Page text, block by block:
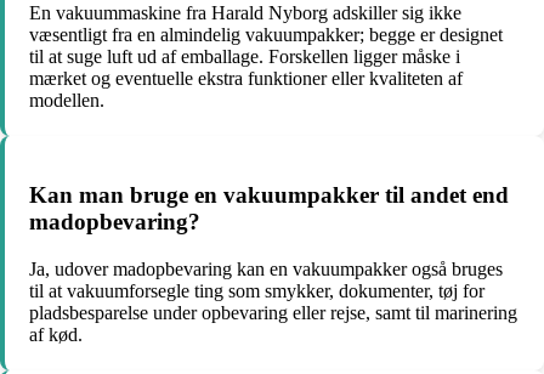
En vakuummaskine fra Harald Nyborg adskiller sig ikke
væsentligt fra en almindelig vakuumpakker; begge er designet
til at suge luft ud af emballage. Forskellen ligger måske i
mærket og eventuelle ekstra funktioner eller kvaliteten af
modellen.
Kan man bruge en vakuumpakker til andet end
madopbevaring?
Ja, udover madopbevaring kan en vakuumpakker også bruges
til at vakuumforsegle ting som smykker, dokumenter, tøj for
pladsbesparelse under opbevaring eller rejse, samt til marinering
af kød.